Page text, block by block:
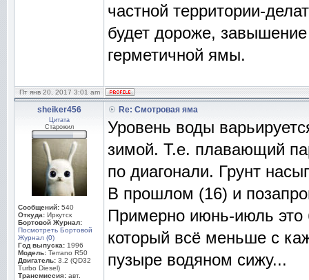
частной территории-
будет дороже,
герметичной ямы.
Пт янв 20, 2017 3:01 am
sheiker456
Цитата
Старожил
Сообщений: 540
Откуда: Иркутск
Бортовой Журнал:
Посмотреть Бортовой
Журнал (0)
Год выпуска: 1996
Модель: Terrano R50
Двигатель: 3.2 (QD32
Turbo Diesel)
Трансмиссия: авт.
Re: Смотровая яма
Уровень воды
зимой. Т.е. плавающий
по диагонали. Грунт
В прошлом (16) и
Примерно июнь-июль
который всё меньше с
пузыре водяном сижу...